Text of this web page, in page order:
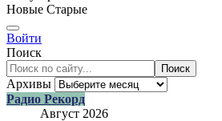
Новые Старые
Войти
Поиск
Поиск
Архивы
Радио Рекорд
Август 2026